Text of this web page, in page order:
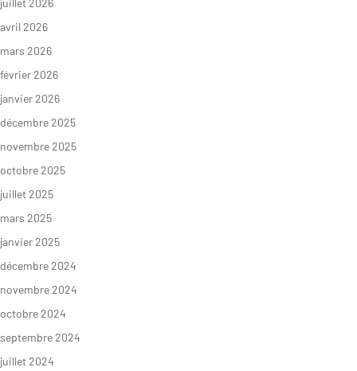
avril 2026
mars 2026
février 2026
janvier 2026
décembre 2025
novembre 2025
octobre 2025
juillet 2025
mars 2025
janvier 2025
décembre 2024
novembre 2024
octobre 2024
septembre 2024
juillet 2024